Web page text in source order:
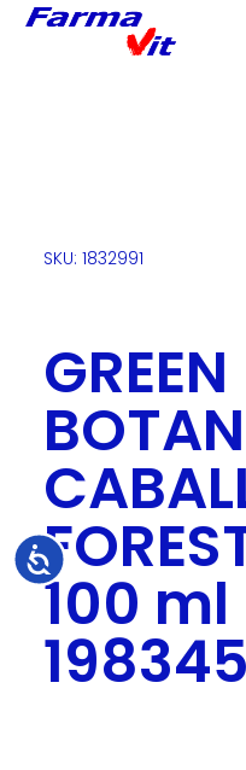
Nota:
accesibilidad.
Accesibilidad
SKU: 1832991
GREEN
100 ml